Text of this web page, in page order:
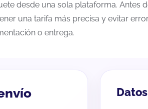
desde una sola plataforma. Antes
una tarifa más precisa y evitar
o entrega.